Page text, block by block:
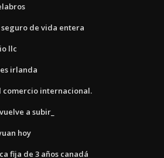
de vida entera
llc
irlanda
comercio internacional.
a subir_
hoy
fija de 3 años canadá